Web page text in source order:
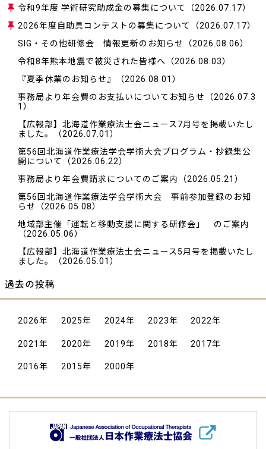
令和9年度 学術研究助成金の募集について
（2026.07.17）
2026年度自助具コンテストの募集について
（2026.07.17）
SIG・その他研修会 情報更新のお知らせ
（2026.08.06）
令和8年熊本地震で被災された皆様へ （2026.08.03）
『夏季休業のお知らせ』
（2026.08.01）
事務局より年会費のお支払いについてお知らせ
（2026.07.3
1）
【広報部】北海道作業療法士会ニュース7月号を掲載いたし
ました。
（2026.07.01）
第56回北海道作業療法学会学術大会プログラム・抄録集公
開について
（2026.06.22）
事務局より年会費請求についてのご案内
（2026.05.21）
第56回北海道作業療法学会学術大会 事前参加登録のお知
らせ
（2026.05.08）
地域部主催「運転と移動支援に関する研修会」 のご案内
（2026.05.06）
【広報部】北海道作業療法士会ニュース5月号を掲載いたし
ました。
（2026.05.01）
過去の投稿
2026年 2025年 2024年 2023年 2022年
2021年 2020年 2019年 2018年 2017年
2016年 2015年 2000年